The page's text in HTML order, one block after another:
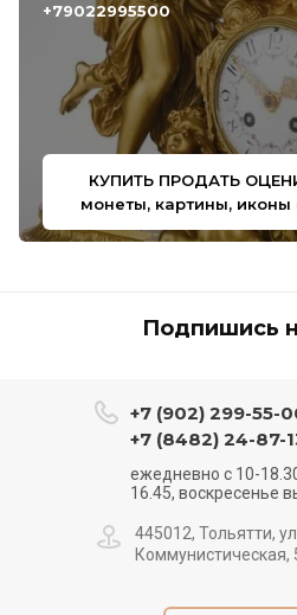
+79022995500
КУПИТЬ ПРОДАТЬ
монеты, картины, иконы
Подпишись
+7 (902) 299-55-
+7 (8482) 24-87-
ежедневно с 10-
16.45, воскресенье
445012, Тольятти, ул.
Коммунистическая,